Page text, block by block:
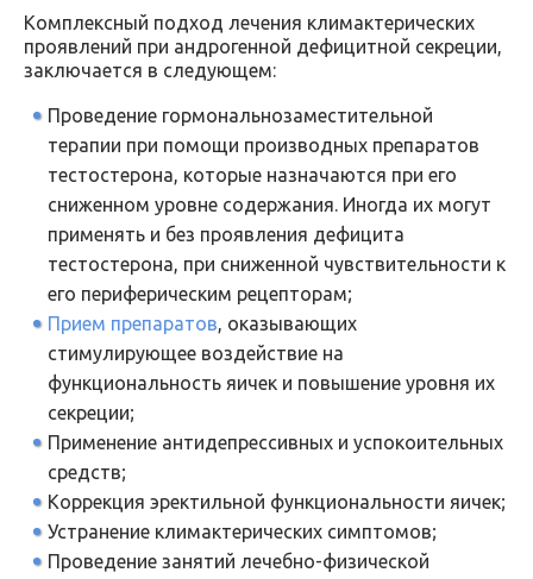
Комплексный подход лечения климактерических
проявлений при андрогенной дефицитной секреции,
заключается в следующем:
Проведение гормональнозаместительной
терапии при помощи производных препаратов
тестостерона, которые назначаются при его
сниженном уровне содержания. Иногда их могут
применять и без проявления дефицита
тестостерона, при сниженной чувствительности к
его периферическим рецепторам;
Прием препаратов, оказывающих
стимулирующее воздействие на
функциональность яичек и повышение уровня их
секреции;
Применение антидепрессивных и успокоительных
средств;
Коррекция эректильной функциональности яичек;
Устранение климактерических симптомов;
Проведение занятий лечебно-физической